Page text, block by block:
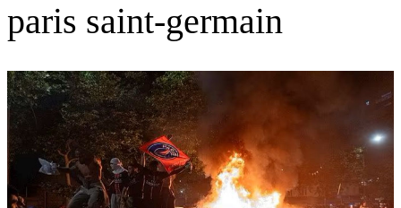
paris saint-germain